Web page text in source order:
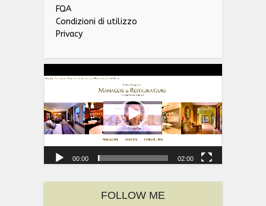
FQA
Condizioni di utilizzo
Privacy
Player
00:00 02:00
FOLLOW ME